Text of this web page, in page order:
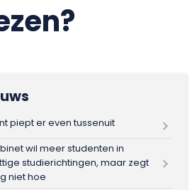
piept er even tussenuit
wil meer studenten in
studierichtingen, maar zegt
niet hoe